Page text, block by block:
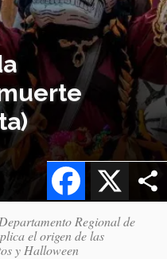
X
Facebook
Regional de
el origen de las
y Halloween